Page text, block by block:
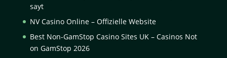
sayt
NV Casino Online – Offizielle Website
Best Non-GamStop Casino Sites UK – Casinos Not
on GamStop 2026